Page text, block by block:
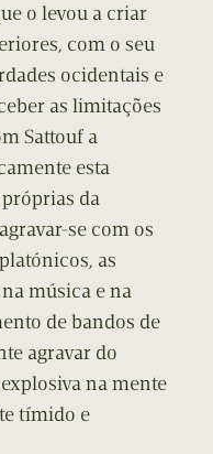
o levou a criar
com o seu
ocidentais e
as limitações
Sattouf a
esta
da
se com os
as
música e na
de bandos de
agravar do
na mente
tímido e